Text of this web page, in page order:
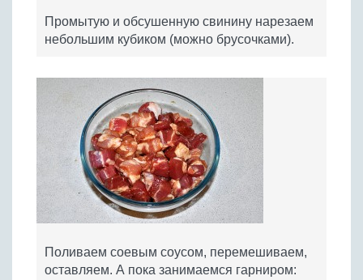
Промытую и обсушенную свинину нарезаем
небольшим кубиком (можно брусочками).
Поливаем соевым соусом, перемешиваем,
оставляем. А пока занимаемся гарниром: